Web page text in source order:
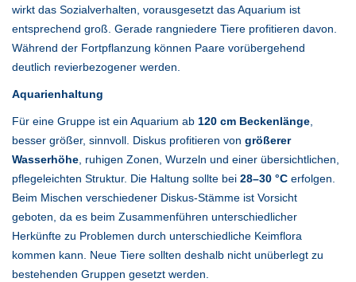
wirkt das Sozialverhalten, vorausgesetzt das Aquarium ist
entsprechend groß. Gerade rangniedere Tiere profitieren davon.
Während der Fortpflanzung können Paare vorübergehend
deutlich revierbezogener werden.
Aquarienhaltung
Für eine Gruppe ist ein Aquarium ab 120 cm Beckenlänge,
besser größer, sinnvoll. Diskus profitieren von größerer
Wasserhöhe, ruhigen Zonen, Wurzeln und einer übersichtlichen,
pflegeleichten Struktur. Die Haltung sollte bei 28–30 °C erfolgen.
Beim Mischen verschiedener Diskus-Stämme ist Vorsicht
geboten, da es beim Zusammenführen unterschiedlicher
Herkünfte zu Problemen durch unterschiedliche Keimflora
kommen kann. Neue Tiere sollten deshalb nicht unüberlegt zu
bestehenden Gruppen gesetzt werden.